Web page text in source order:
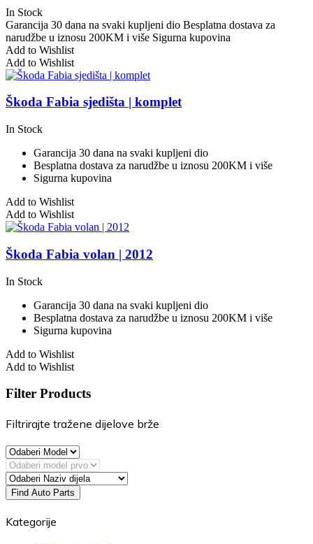
In Stock
Garancija 30 dana na svaki kupljeni dio Besplatna dostava za
narudžbe u iznosu 200KM i više Sigurna kupovina
Add to Wishlist
Add to Wishlist
Škoda Fabia sjedišta | komplet
In Stock
Garancija 30 dana na svaki kupljeni dio
Besplatna dostava za narudžbe u iznosu 200KM i više
Sigurna kupovina
Add to Wishlist
Add to Wishlist
Škoda Fabia volan | 2012
In Stock
Garancija 30 dana na svaki kupljeni dio
Besplatna dostava za narudžbe u iznosu 200KM i više
Sigurna kupovina
Add to Wishlist
Add to Wishlist
Filter Products
Filtrirajte tražene dijelove brže
Find Auto Parts
Kategorije